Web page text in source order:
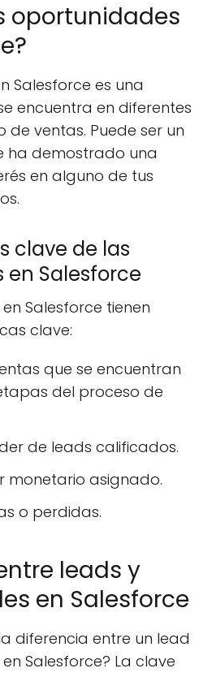
oportunidades
Salesforce es una
encuentra en diferentes
ventas. Puede ser un
ha demostrado una
en alguno de tus
clave de las
Salesforce
Salesforce tienen
clave:
que se encuentran
del proceso de
de leads calificados.
monetario asignado.
o perdidas.
leads y
en Salesforce
diferencia entre un lead
Salesforce? La clave